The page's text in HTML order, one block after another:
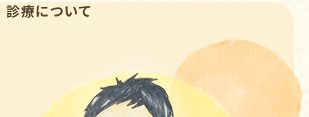
診療について